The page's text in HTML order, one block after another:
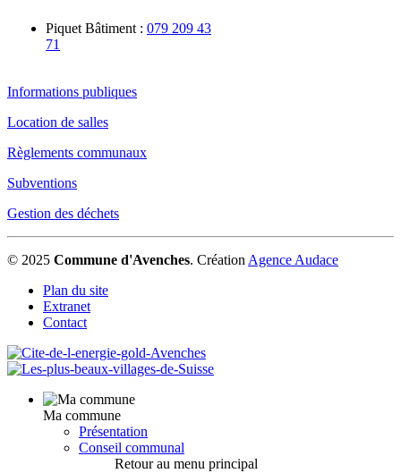
Piquet Bâtiment : 079 209 43
71
Informations publiques
Location de salles
Règlements communaux
Subventions
Gestion des déchets
© 2025 Commune d'Avenches. CréationAgence Audace
Plan du site
Extranet
Contact
Ma commune
Présentation
Conseil communal
Retour au menu principal